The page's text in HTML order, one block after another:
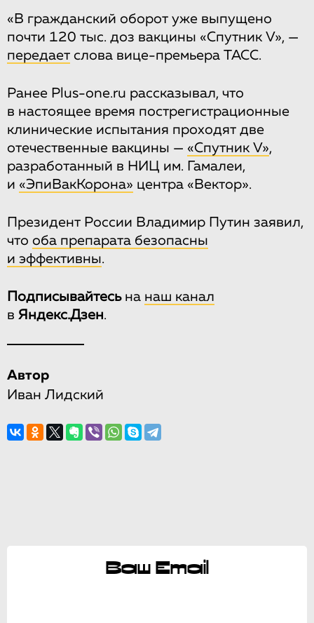
«В гражданский оборот уже выпущено
почти 120 тыс. доз вакцины «Спутник V», —
передает слова вице-премьера ТАСС.
Ранее Plus-one.ru рассказывал, что
в настоящее время пострегистрационные
клинические испытания проходят две
отечественные вакцины — «Спутник V»,
разработанный в НИЦ им. Гамалеи,
и «ЭпиВакКорона» центра «Вектор».
Президент России Владимир Путин заявил,
что оба препарата безопасны
и эффективны.
Подписывайтесьна наш канал
в Яндекс.Дзен.
Автор
Иван Лидский
Ваш Email